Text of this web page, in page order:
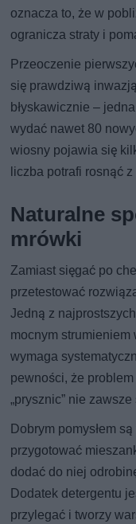
oznacza to, że w
ogranicza straty i
Przeoczenie
się prawdziwą
błyskawicznie –
wydać nawet 80
wiosny pojawia się
liczba potrafi rosnąć
Naturalne
mrówki
Zamiast sięgać po
przetestować
Jedną z
mocnym
wymaga
pewności, że
„prysznic” nie
Dobrym pomysłem
przygotować
dodać do niej
Dodatek detergentu
przylegać i tworzy